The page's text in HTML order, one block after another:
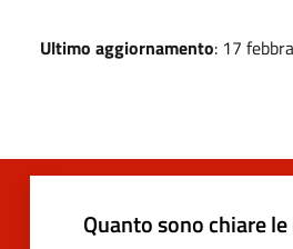
Ultimo aggiornamento: 17
Quanto sono chiare